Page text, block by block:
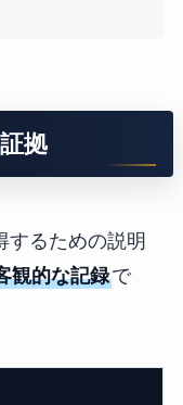
拠
するための説明
観的な記録で